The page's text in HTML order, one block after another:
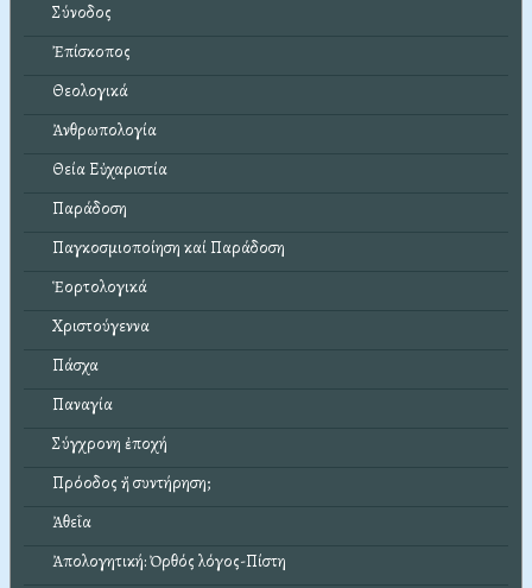
Σύνοδος
Ἐπίσκοπος
Θεολογικά
Ἀνθρωπολογία
Θεία Εὐχαριστία
Παράδοση
Παγκοσμιοποίηση καί Παράδοση
Ἑορτολογικά
Χριστούγεννα
Πάσχα
Παναγία
Σύγχρονη ἐποχή
Πρόοδος ἤ συντήρηση;
Ἀθεΐα
Ἀπολογητική: Ὀρθός λόγος-Πίστη